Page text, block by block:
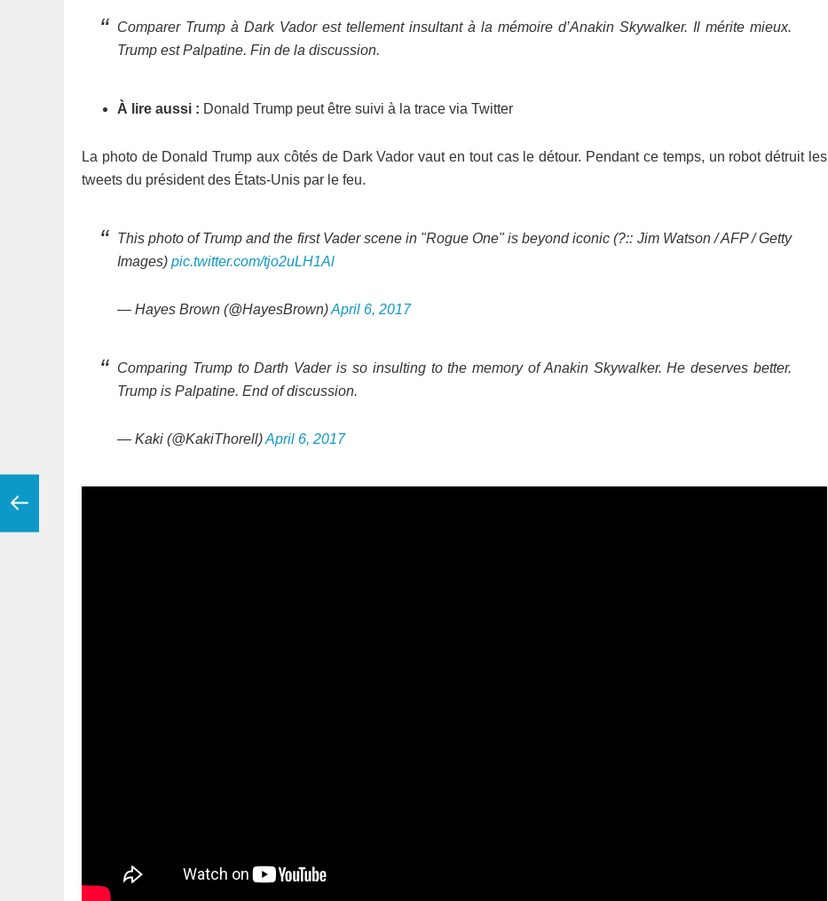
Comparer Trump à Dark Vador est tellement insultant à la mémoire d’Anakin Skywalker. Il mérite mieux.
Trump est Palpatine. Fin de la discussion.
À lire aussi : Donald Trump peut être suivi à la trace via Twitter
La photo de Donald Trump aux côtés de Dark Vador vaut en tout cas le détour. Pendant ce temps, un robot détruit les
tweets du président des États-Unis par le feu.
This photo of Trump and the first Vader scene in "Rogue One" is beyond iconic (?:: Jim Watson / AFP / Getty
Images) pic.twitter.com/tjo2uLH1Al
— Hayes Brown (@HayesBrown)April 6, 2017
Comparing Trump to Darth Vader is so insulting to the memory of Anakin Skywalker. He deserves better.
Trump is Palpatine. End of discussion.
— Kaki (@KakiThorell)April 6, 2017